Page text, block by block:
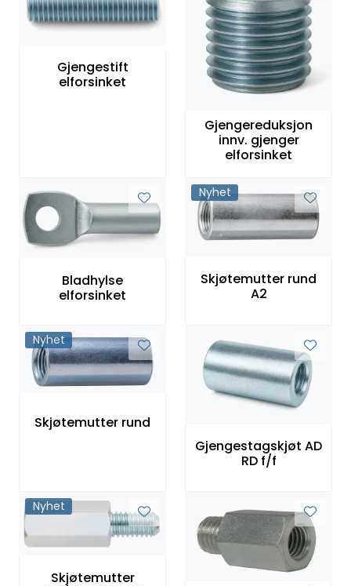
Gjengestift
elforsinket
Gjengereduksjon
innv. gjenger
elforsinket
Bladhylse
elforsinket
Nyhet
Skjøtemutter rund
A2
Nyhet
Skjøtemutter rund
Gjengestagskjøt AD
RD f/f
Nyhet
Skjøtemutter